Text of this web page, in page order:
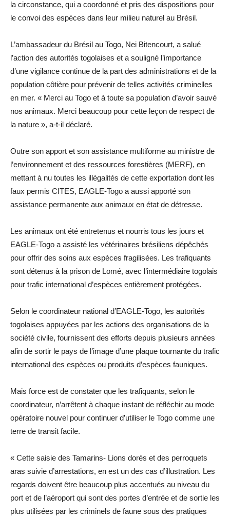
la circonstance, qui a coordonné et pris des dispositions pour
le convoi des espèces dans leur milieu naturel au Brésil.
L’ambassadeur du Brésil au Togo, Nei Bitencourt, a salué
l’action des autorités togolaises et a souligné l’importance
d’une vigilance continue de la part des administrations et de la
population côtière pour prévenir de telles activités criminelles
en mer. « Merci au Togo et à toute sa population d’avoir sauvé
nos animaux. Merci beaucoup pour cette leçon de respect de
la nature », a-t-il déclaré.
Outre son apport et son assistance multiforme au ministre de
l’environnement et des ressources forestières (MERF), en
mettant à nu toutes les illégalités de cette exportation dont les
faux permis CITES, EAGLE-Togo a aussi apporté son
assistance permanente aux animaux en état de détresse.
Les animaux ont été entretenus et nourris tous les jours et
EAGLE-Togo a assisté les vétérinaires brésiliens dépêchés
pour offrir des soins aux espèces fragilisées. Les trafiquants
sont détenus à la prison de Lomé, avec l’intermédiaire togolais
pour trafic international d’espèces entièrement protégées.
Selon le coordinateur national d’EAGLE-Togo, les autorités
togolaises appuyées par les actions des organisations de la
société civile, fournissent des efforts depuis plusieurs années
afin de sortir le pays de l’image d’une plaque tournante du trafic
international des espèces ou produits d’espèces fauniques.
Mais force est de constater que les trafiquants, selon le
coordinateur, n’arrêtent à chaque instant de réfléchir au mode
opératoire nouvel pour continuer d’utiliser le Togo comme une
terre de transit facile.
« Cette saisie des Tamarins- Lions dorés et des perroquets
aras suivie d’arrestations, en est un des cas d’illustration. Les
regards doivent être beaucoup plus accentués au niveau du
port et de l’aéroport qui sont des portes d’entrée et de sortie les
plus utilisées par les criminels de faune sous des pratiques